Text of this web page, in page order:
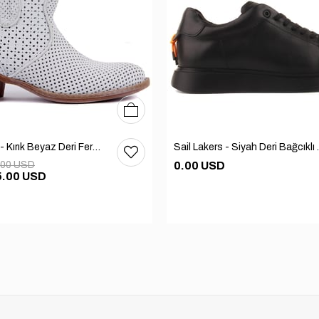
Sail Lakers - Kırık Beyaz Deri Fermuarsız Kadın Yaz Botu
USD
USD
3637 38
Sail Lakers -
0.00 USD